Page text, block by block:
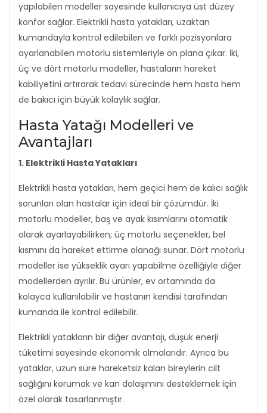
yapılabilen modeller sayesinde kullanıcıya üst düzey
konfor sağlar. Elektrikli hasta yatakları, uzaktan
kumandayla kontrol edilebilen ve farklı pozisyonlara
ayarlanabilen motorlu sistemleriyle ön plana çıkar. İki,
üç ve dört motorlu modeller, hastaların hareket
kabiliyetini artırarak tedavi sürecinde hem hasta hem
de bakıcı için büyük kolaylık sağlar.
Hasta Yatağı Modelleri ve
Avantajları
1. Elektrikli Hasta Yatakları
Elektrikli hasta yatakları, hem geçici hem de kalıcı sağlık
sorunları olan hastalar için ideal bir çözümdür. İki
motorlu modeller, baş ve ayak kısımlarını otomatik
olarak ayarlayabilirken; üç motorlu seçenekler, bel
kısmını da hareket ettirme olanağı sunar. Dört motorlu
modeller ise yükseklik ayarı yapabilme özelliğiyle diğer
modellerden ayrılır. Bu ürünler, ev ortamında da
kolayca kullanılabilir ve hastanın kendisi tarafından
kumanda ile kontrol edilebilir.
Elektrikli yatakların bir diğer avantajı, düşük enerji
tüketimi sayesinde ekonomik olmalarıdır. Ayrıca bu
yataklar, uzun süre hareketsiz kalan bireylerin cilt
sağlığını korumak ve kan dolaşımını desteklemek için
özel olarak tasarlanmıştır.